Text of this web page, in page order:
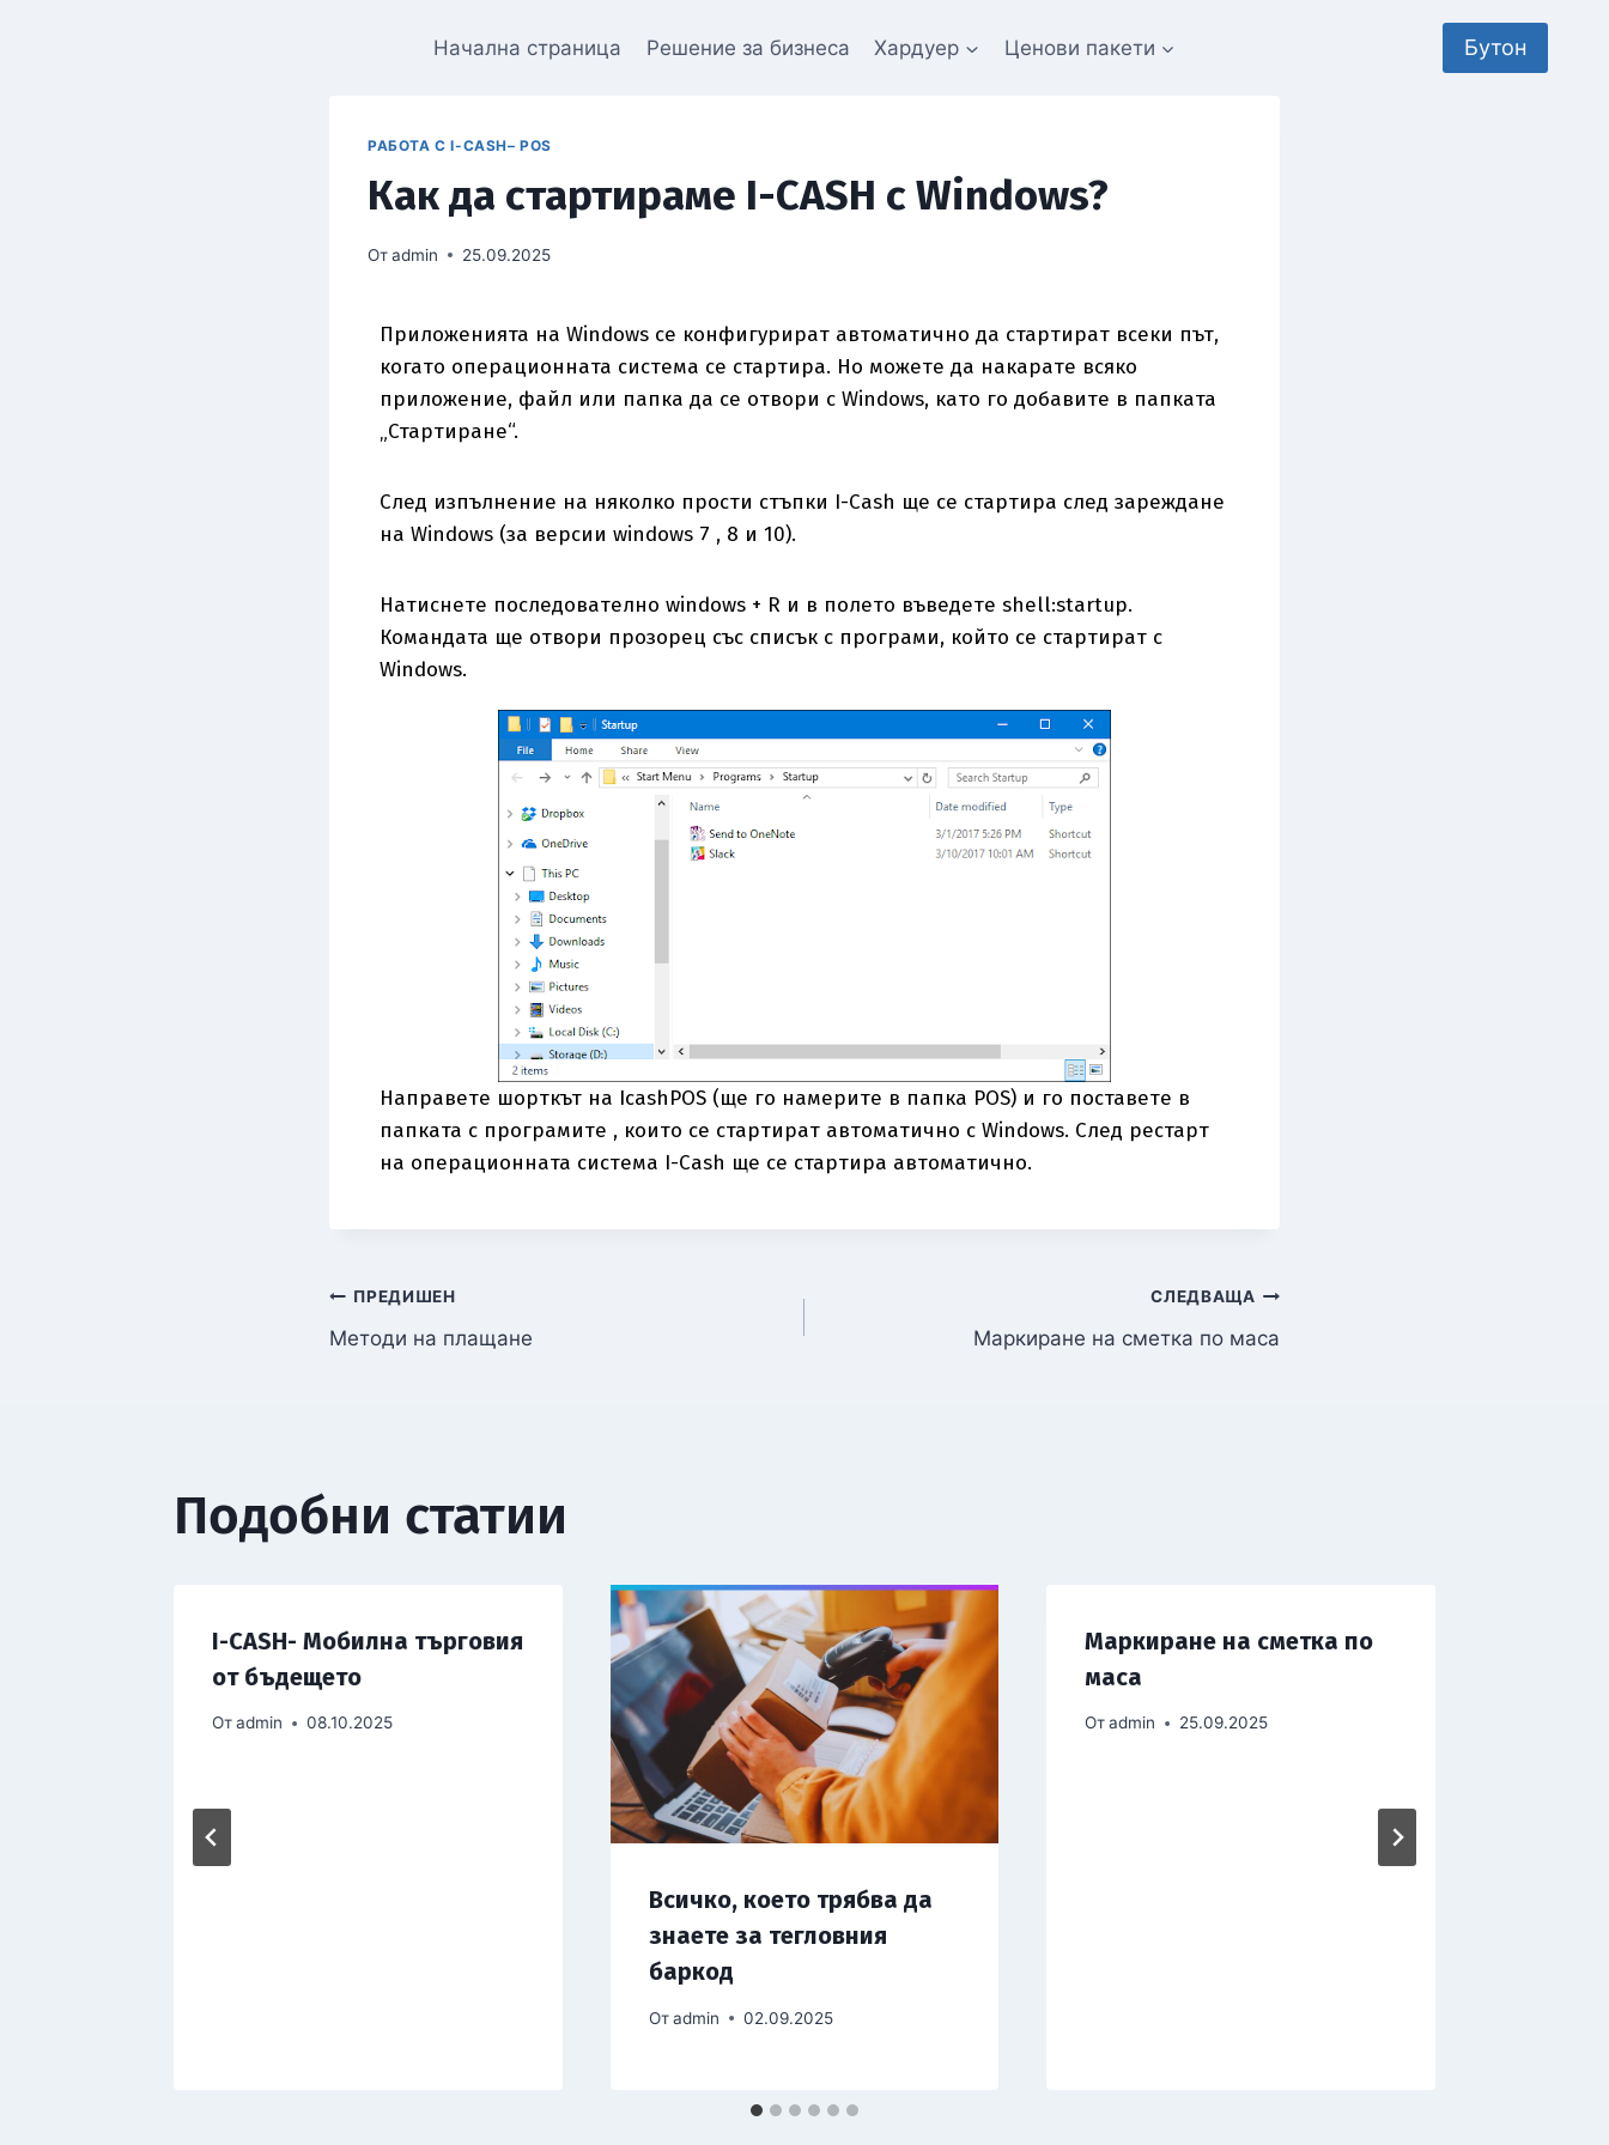
Начална страница Решение за бизнеса Хардуер Ценови пакети Бутон
РАБОТА С I-CASH– POS
Как да стартираме I-CASH с Windows?
Отadmin 25.09.2025
Приложенията на Windows се конфигурират автоматично да стартират всеки път,
когато операционната система се стартира. Но можете да накарате всяко
приложение, файл или папка да се отвори с Windows, като го добавите в папката
„Стартиране“.
След изпълнение на няколко прости стъпки I-Cash ще се стартира след зареждане
на Windows (за версии windows 7 , 8 и 10).
Натиснете последователно windows + R и в полето въведете shell:startup.
Командата ще отвори прозорец със списък с програми, който се стартират с
Windows.
Направете шорткът на IcashPOS (ще го намерите в папка POS) и го поставете в
папката с програмите , които се стартират автоматично с Windows. След рестарт
на операционната система I-Cash ще се стартира автоматично.
ПРЕДИШЕН
Методи на плащане
СЛЕДВАЩА
Маркиране на сметка по маса
Подобни статии
I-CASH- Мобилна търговия
от бъдещето
Отadmin 08.10.2025
Всичко, което трябва да
знаете за тегловния
баркод
От admin 02.09.2025
Маркиране на сметка по
маса
От admin 25.09.2025